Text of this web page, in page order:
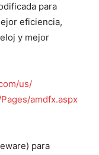
para
eficiencia,
y mejor
us/
amdfx.aspx
para